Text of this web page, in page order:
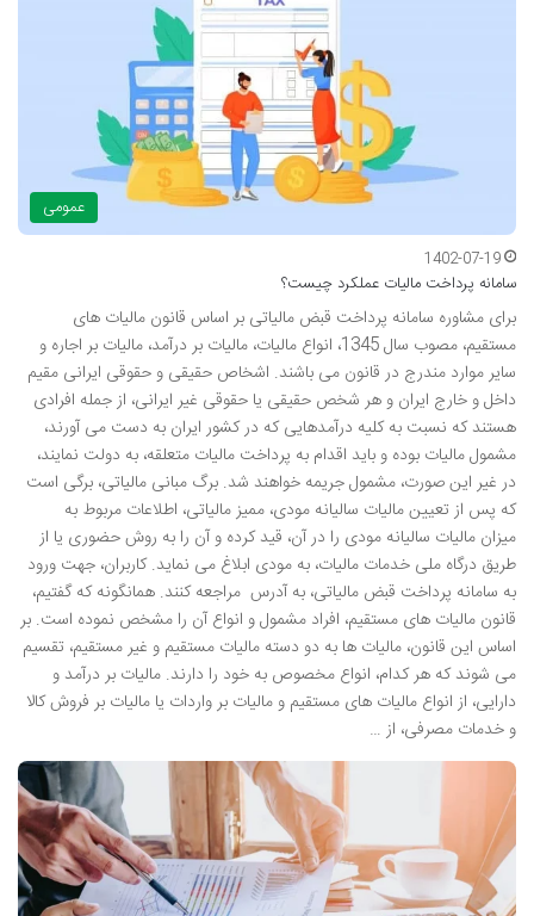
عمومی
1402-07-19
سامانه پرداخت مالیات عملکرد چیست؟
برای مشاوره سامانه پرداخت قبض مالیاتی بر اساس قانون مالیات های
مستقیم، مصوب سال 1345، انواع مالیات، مالیات بر درآمد، مالیات بر اجاره و
سایر موارد مندرج در قانون می باشند. اشخاص حقیقی و حقوقی ایرانی مقیم
داخل و خارج ایران و هر شخص حقیقی یا حقوقی غیر ایرانی، از جمله افرادی
هستند که نسبت به کلیه درآمدهایی که در کشور ایران به دست می آورند،
مشمول مالیات بوده و باید اقدام به پرداخت مالیات متعلقه، به دولت نمایند،
در غیر این صورت، مشمول جریمه خواهند شد. برگ مبانی مالیاتی، برگی است
که پس از تعیین مالیات سالیانه مودی، ممیز مالیاتی، اطلاعات مربوط به
میزان مالیات سالیانه مودی را در آن، قید کرده و آن را به روش حضوری یا از
طریق درگاه ملی خدمات مالیات، به مودی ابلاغ می نماید. کاربران، جهت ورود
به سامانه پرداخت قبض مالیاتی، به آدرس مراجعه کنند. همانگونه که گفتیم،
قانون مالیات های مستقیم، افراد مشمول و انواع آن را مشخص نموده است. بر
اساس این قانون، مالیات ها به دو دسته مالیات مستقیم و غیر مستقیم، تقسیم
می شوند که هر کدام، انواع مخصوص به خود را دارند. مالیات بر درآمد و
دارایی، از انواع مالیات های مستقیم و مالیات بر واردات یا مالیات بر فروش کالا
و خدمات مصرفی، از …